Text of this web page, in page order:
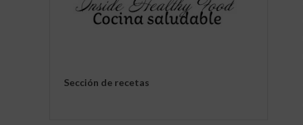
Sección de recetas